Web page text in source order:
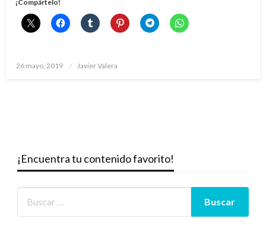
¡Compártelo!
Publicado
26 mayo, 2019 Javier Valera
¡Encuentra tu contenido favorito!